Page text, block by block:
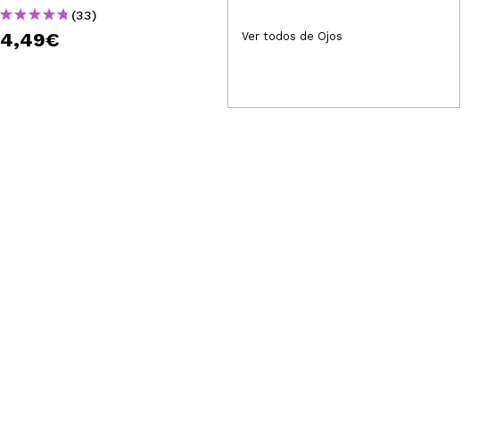
(33)
4,49€ 4,49€
Ver todos de Ojos